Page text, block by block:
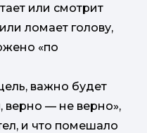
или смотрит
ломает голову,
«по
важно будет
верно — не верно»,
и что помешало